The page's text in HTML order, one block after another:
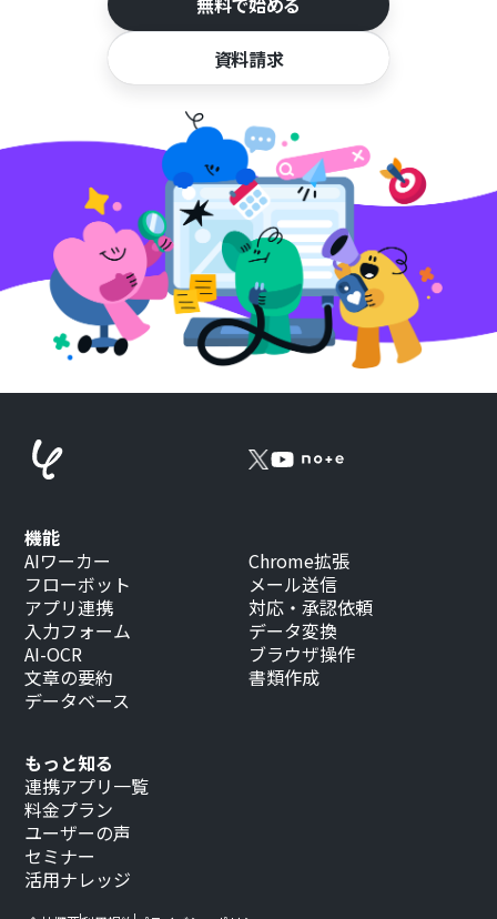
資料請求
もっと知る
連携アプリ一覧
料金プラン
ユーザーの声
セミナー
活用ナレッジ
機能
AIワーカー
フローボット
アプリ連携
入力フォーム
AI-OCR
文章の要約
データベース
Chrome拡張
メール送信
対応・承認依頼
データ変換
ブラウザ操作
書類作成